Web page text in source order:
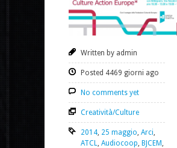
Written by admin
Posted 4469 giorni ago
No comments yet
Creatività/Culture
2014, 25 maggio, Arci,
ATCL, Audiocoop, BJCEM ,